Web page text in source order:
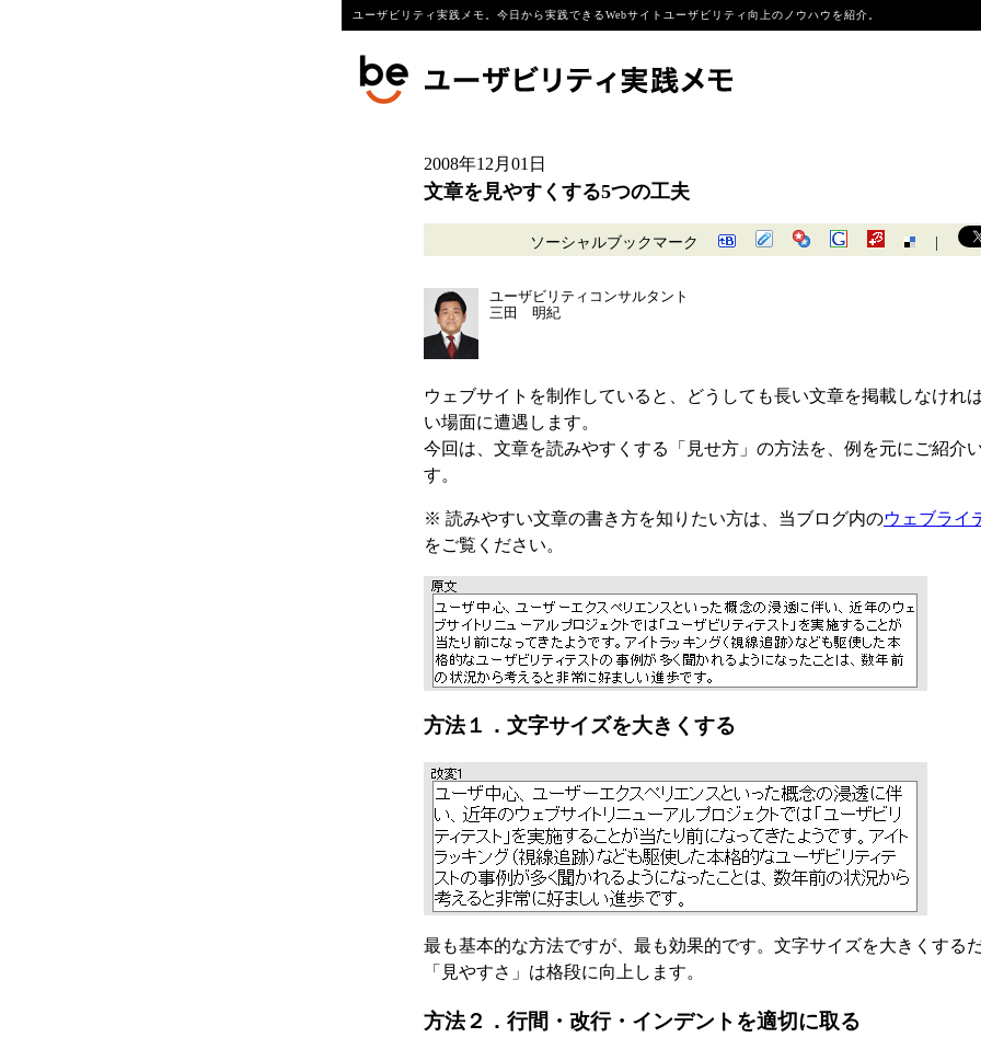
ユーザビリティ実践メモ。今日から実践できるWebサイトユーザビリティ向上のノウハウを紹介。
2008年12月01日
文章を見やすくする5つの工夫
ソーシャルブックマーク |
ユーザビリティコンサルタント
三田 明紀
ウェブサイトを制作していると、どうしても長い文章を掲載しなけれ
い場面に遭遇します。
今回は、文章を読みやすくする「見せ方」の方法を、例を元にご紹介
す。
※ 読みやすい文章の書き方を知りたい方は、当ブログ内のウェブライ
をご覧ください。
方法１．文字サイズを大きくする
最も基本的な方法ですが、最も効果的です。文字サイズを大きくする
「見やすさ」は格段に向上します。
方法２．行間・改行・インデントを適切に取る